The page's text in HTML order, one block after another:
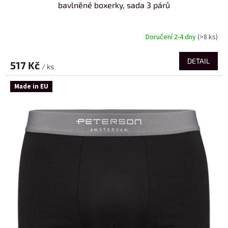
bavlněné boxerky, sada 3 párů
Doručení 2-4 dny(>8 ks)
517 Kč / ks
DETAIL
Made in EU